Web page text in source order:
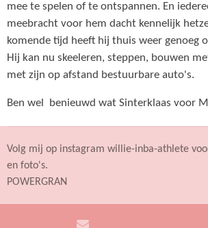
mee te spelen of te ontspannen. En
meebracht voor hem dacht kennelijk
komende tijd heeft hij thuis weer genoeg
Hij kan nu skeeleren, steppen, bouwen
met zijn op afstand bestuurbare auto's.
Ben wel benieuwd wat Sinterklaas voor
Volg mij op instagram willie-inba-athlete
en foto's.
POWERGRAN